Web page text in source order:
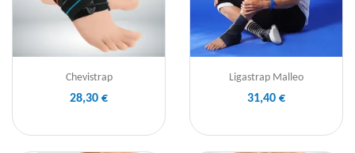
Chevistrap
28,30 €
Ligastrap Malleo
31,40 €